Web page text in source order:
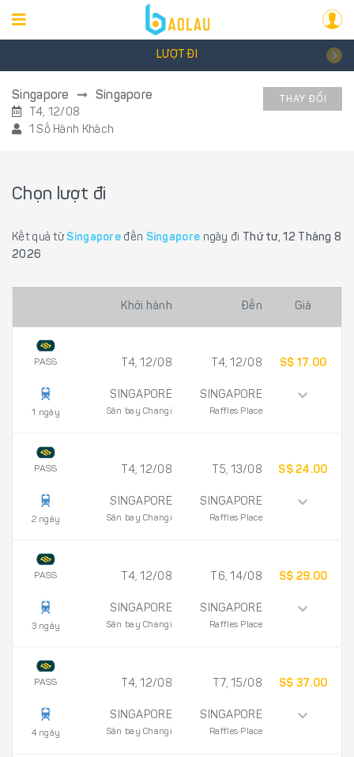
LƯỢT ĐI
Singapore Singapore
T4, 12/08
1 Số Hành Khách
THAY ĐỔI
Chọn lượt đi
Kết quả từ Singapore đến Singapore ngày đi Thứ tư, 12 Tháng 8
2026
Khởi hành Đến Giá
PASS
1 ngày
T4, 12/08
SINGAPORE
Sân bay Changi
T4, 12/08
SINGAPORE
Raffles Place
S$ 17.00
PASS
2 ngày
T4, 12/08
SINGAPORE
Sân bay Changi
T5, 13/08
SINGAPORE
Raffles Place
S$ 24.00
PASS
3 ngày
T4, 12/08
SINGAPORE
Sân bay Changi
T6, 14/08
SINGAPORE
Raffles Place
S$ 29.00
PASS
4 ngày
T4, 12/08
SINGAPORE
Sân bay Changi
T7, 15/08
SINGAPORE
Raffles Place
S$ 37.00